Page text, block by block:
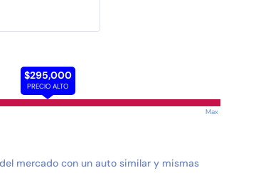
$295,000
PRECIO ALTO
Max
mercado con un auto similar y mismas